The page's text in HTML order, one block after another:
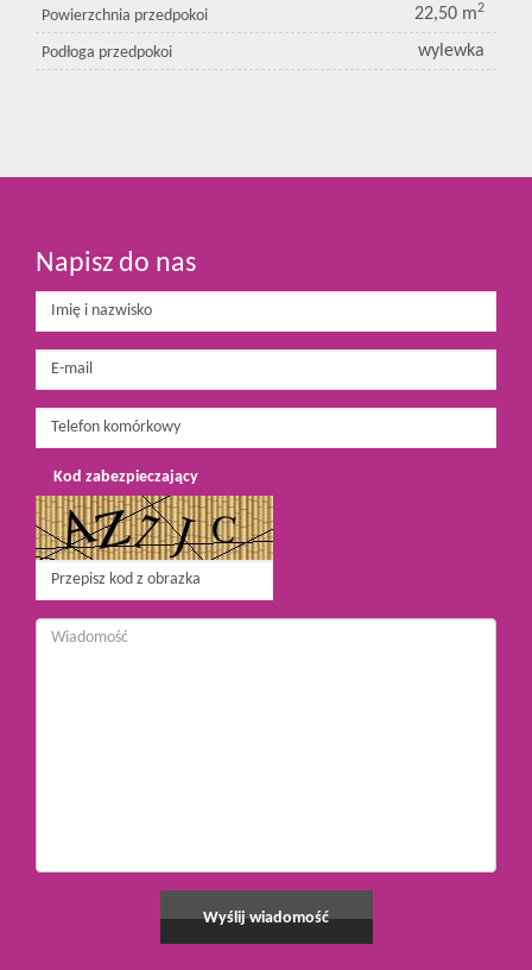
Powierzchnia przedpokoi 22,50 m2
Podłoga przedpokoi wylewka
Napisz do nas
Kod zabezpieczający